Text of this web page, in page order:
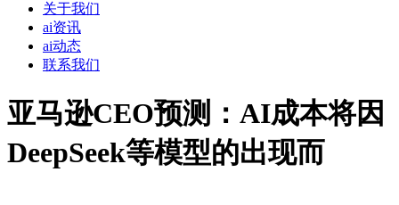
关于我们
ai资讯
ai动态
联系我们
亚马逊CEO预测：AI成本将因
DeepSeek等模型的出现而